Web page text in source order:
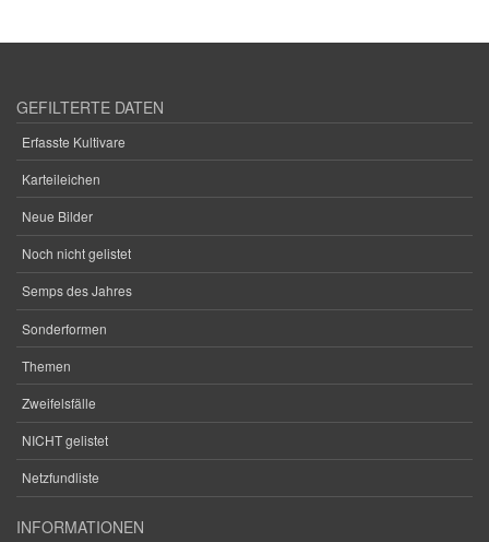
GEFILTERTE DATEN
Erfasste Kultivare
Karteileichen
Neue Bilder
Noch nicht gelistet
Semps des Jahres
Sonderformen
Themen
Zweifelsfälle
NICHT gelistet
Netzfundliste
INFORMATIONEN